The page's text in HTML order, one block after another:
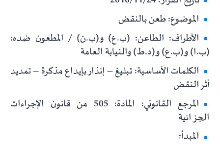
الموضوع: طعن بالنقض
الأطراف: الطاعن: (ب.ع) و(ب.ن) / المطعون ضده:
(ب.ا) و(ب.ع) و(د.ط) والنيابة العامة
الكلمات الأساسية: تبليغ – إنذار بإيداع مذكرة – تمديد
أثر النقض
المرجع القانوني: المادة: 505 من قانون الإجراءات
الجزائية
المبدأ: